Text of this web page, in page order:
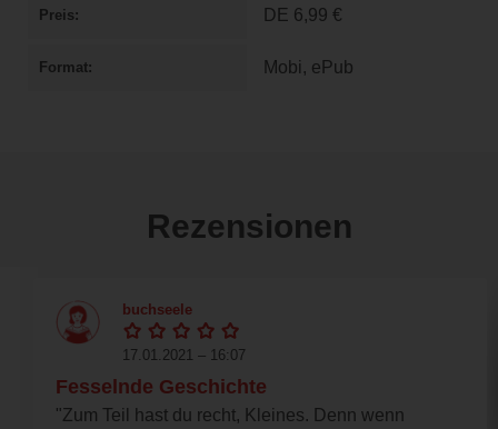
Preis DE 6,99 €
Format Mobi, ePub
Rezensionen
buchseele
17.01.2021 – 16:07
Fesselnde Geschichte
"Zum Teil hast du recht, Kleines. Denn wenn